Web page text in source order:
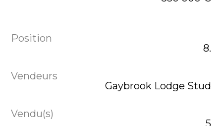
8.
Gaybrook Lodge Stud
5